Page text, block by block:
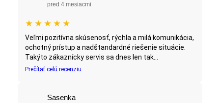
pred 4 mesiacmi
★ ★ ★ ★ ★
Veľmi pozitívna skúsenosť, rýchla a milá komunikácia,
ochotný prístup a nadštandardné riešenie situácie.
Takýto zákaznícky servis sa dnes len tak...
Prečítať celú recenziu
Sasenka